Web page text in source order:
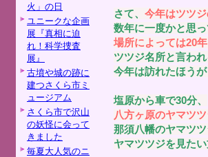
火」の日
ユニークな企画
展『真相に迫
れ！科学捜査
展』
古墳や城の跡に
建つさくら市ミ
ュージアム
さくら市で沢山
の妖怪に会って
きました
毎夏大人気のニ
さて、 今年はツツ
数年に一度かと思
場所によっては20
ツツジ名所と言わ
今年は訪れたほう
塩原から車で30分、
八方ヶ原のヤマツ
那須八幡のヤマツ
ヤマツツジを見た